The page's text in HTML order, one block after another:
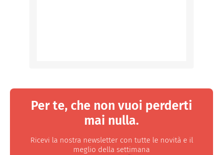
Per te, che non vuoi perderti
mai nulla.
Ricevi la nostra newsletter con tutte le novità e il
meglio della settimana